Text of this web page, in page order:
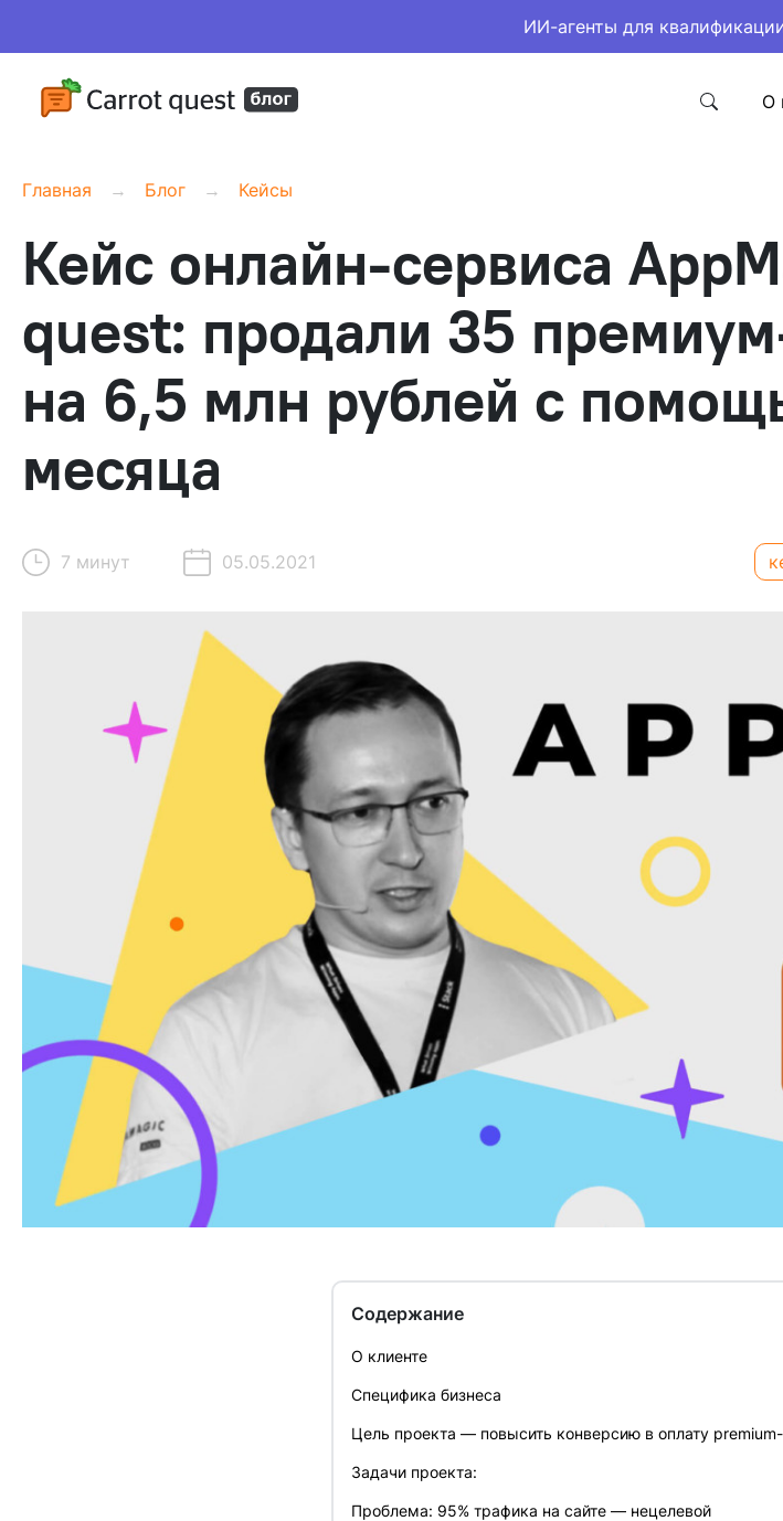
ИИ-агенты для
О
Главная Блог Кейсы
Кейс онлайн-сервиса
quest: продали 35
на 6,5 млн рублей с
месяца
7 минут 05.05.2021
Содержание
О клиенте
Специфика бизнеса
Цель проекта — повысить конверсию в оплату
Задачи проекта:
Проблема: 95% трафика на сайте — нецелевой